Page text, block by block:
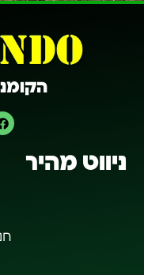
ניווט מהיר